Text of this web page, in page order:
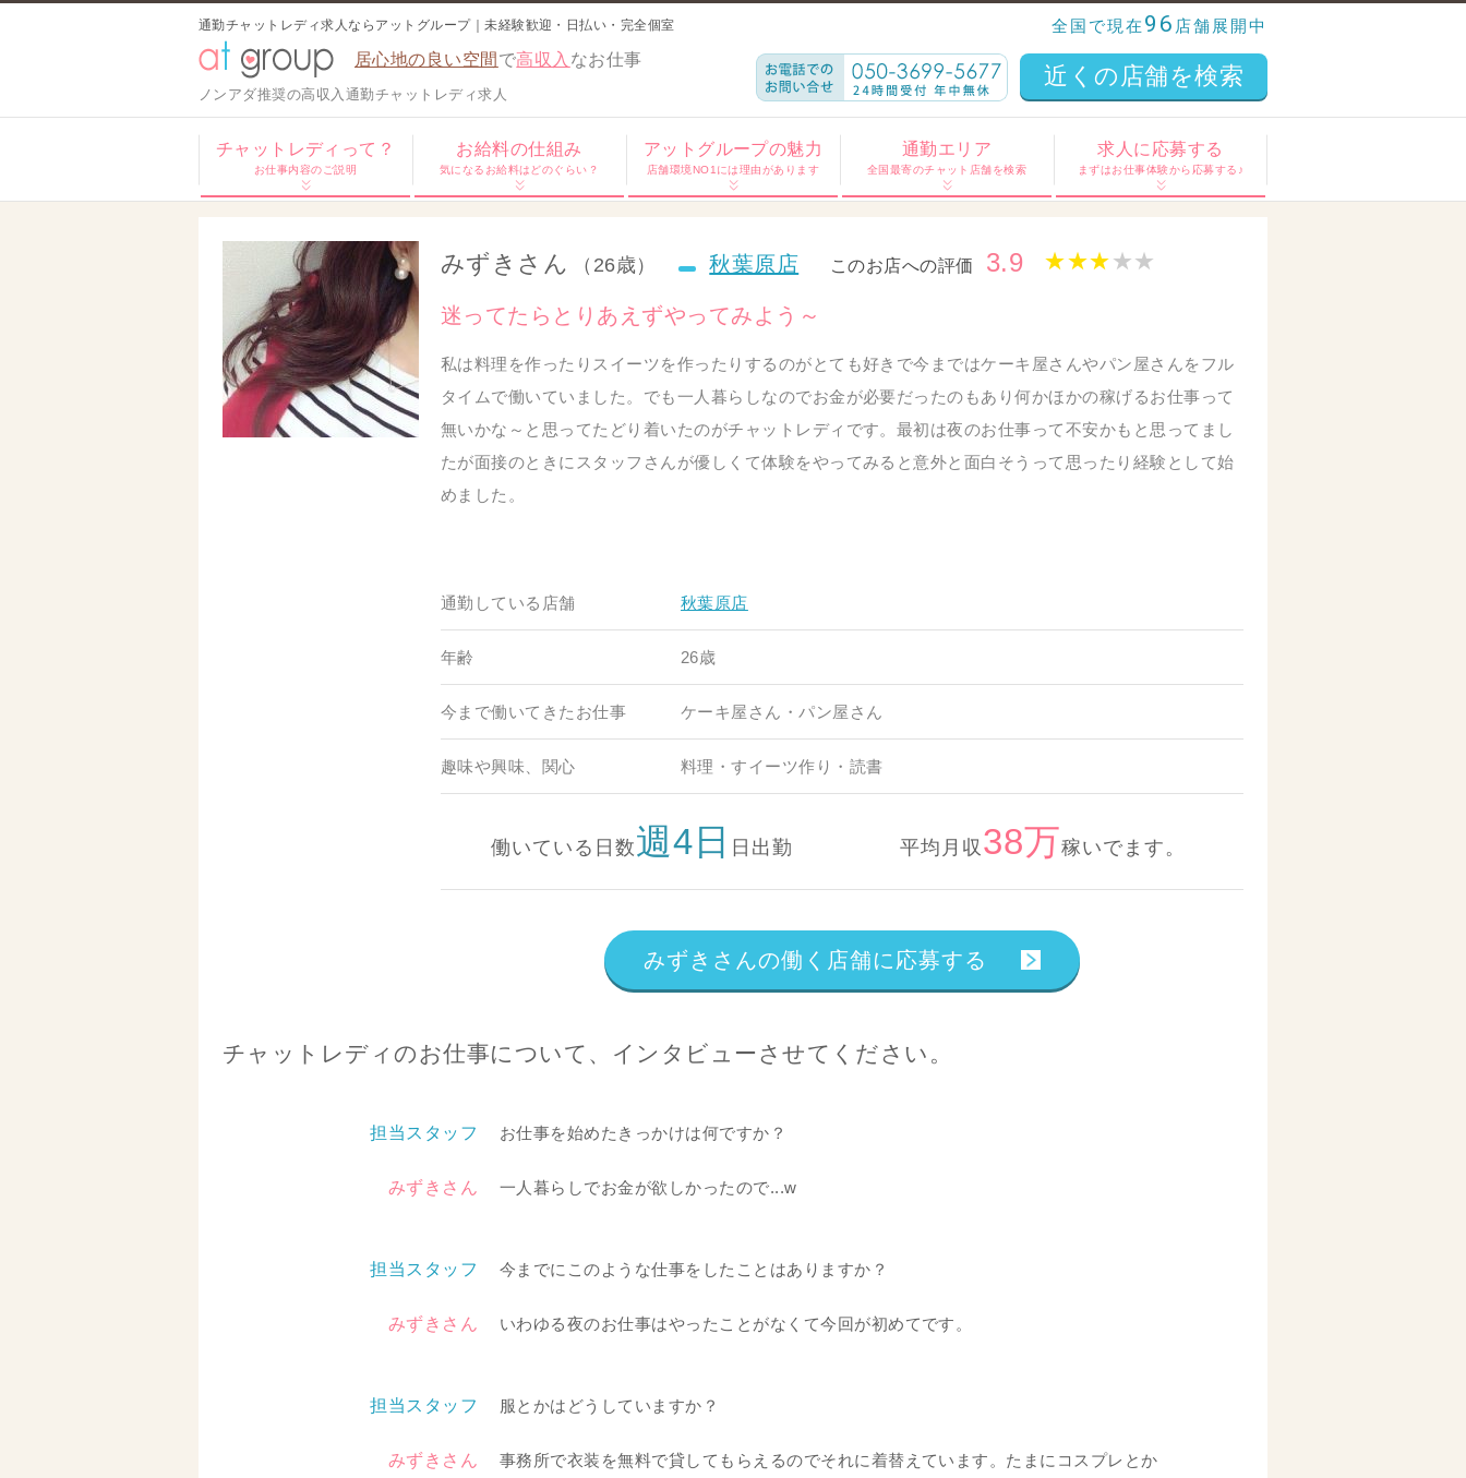
通勤チャットレディ求人ならアットグループ｜未経験歓迎・日払い・完全個室 全国で現在 96 店舗展開中
居心地の良い空間 で高収入 なお仕事
ノンアダ推奨の高収入通勤チャットレディ求人
近くの店舗を検索
チャットレディって？
お仕事内容のご説明
お給料の仕組み
気になるお給料はどのぐらい？
アットグループの魅力
店舗環境NO1には理由があります
通勤エリア
全国最寄のチャット店舗を検索
求人に応募する
まずはお仕事体験から応募する♪
みずきさん （26歳） 秋葉原店 このお店への評価 3.9 ★★★★★
迷ってたらとりあえずやってみよう～
私は料理を作ったりスイーツを作ったりするのがとても好きで今まではケーキ屋さんやパン屋さんをフル
タイムで働いていました。でも一人暮らしなのでお金が必要だったのもあり何かほかの稼げるお仕事って
無いかな～と思ってたどり着いたのがチャットレディです。最初は夜のお仕事って不安かもと思ってまし
たが面接のときにスタッフさんが優しくて体験をやってみると意外と面白そうって思ったり経験として始
めました。
通勤している店舗 秋葉原店
年齢 26歳
今まで働いてきたお仕事 ケーキ屋さん・パン屋さん
趣味や興味、関心 料理・すイーツ作り・読書
働いている日数週4日 日出勤 平均月収 38万稼いでます。
みずきさんの働く店舗に応募する
チャットレディのお仕事について、インタビューさせてください。
担当スタッフ お仕事を始めたきっかけは何ですか？
みずきさん 一人暮らしでお金が欲しかったので...w
担当スタッフ 今までにこのような仕事をしたことはありますか？
みずきさん いわゆる夜のお仕事はやったことがなくて今回が初めてです。
担当スタッフ 服とかはどうしていますか？
みずきさん
事務所で衣装を無料で貸してもらえるのでそれに着替えています。たまにコスプレとか